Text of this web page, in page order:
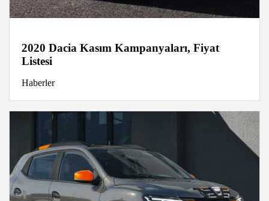
2020 Dacia Kasım Kampanyaları, Fiyat
Listesi
Haberler